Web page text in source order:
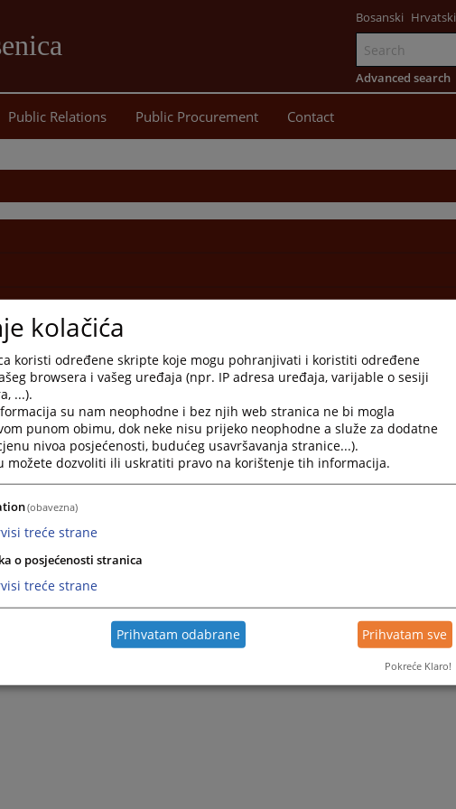
main
content
Bosanski Hrvatski
Advanced search
Public Relations Public Procurement Contact
kolačića
koristi određene skripte koje mogu pohranjivati i koristiti određene
browsera i vašeg uređaja (npr. IP adresa uređaja, varijable o sesiji
...).
su nam neophodne i bez njih web stranica ne bi mogla
punom obimu, dok neke nisu prijeko neophodne a služe za dodatne
nivoa posjećenosti, budućeg usavršavanja stranice...).
možete dozvoliti ili uskratiti pravo na korištenje tih informacija.
(obavezna)
treće strane
o posjećenosti stranica
treće strane
Prihvatam odabrane Prihvatam sve
Pokreće Klaro!